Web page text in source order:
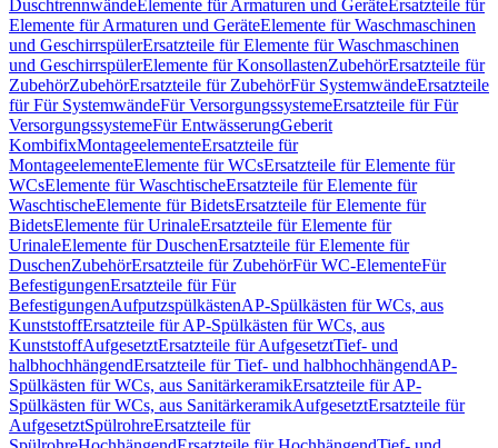
DuschtrennwändeElemente für Armaturen und GeräteErsatzteile für
Elemente für Armaturen und GeräteElemente für Waschmaschinen
und GeschirrspülerErsatzteile für Elemente für Waschmaschinen
und GeschirrspülerElemente für KonsollastenZubehörErsatzteile für
ZubehörZubehörErsatzteile für ZubehörFür SystemwändeErsatzteile
für Für SystemwändeFür VersorgungssystemeErsatzteile für Für
VersorgungssystemeFür EntwässerungGeberit
KombifixMontageelementeErsatzteile für
MontageelementeElemente für WCsErsatzteile für Elemente für
WCsElemente für WaschtischeErsatzteile für Elemente für
WaschtischeElemente für BidetsErsatzteile für Elemente für
BidetsElemente für UrinaleErsatzteile für Elemente für
UrinaleElemente für DuschenErsatzteile für Elemente für
DuschenZubehörErsatzteile für ZubehörFür WC-ElementeFür
BefestigungenErsatzteile für Für
BefestigungenAufputzspülkästenAP-Spülkästen für WCs, aus
KunststoffErsatzteile für AP-Spülkästen für WCs, aus
KunststoffAufgesetztErsatzteile für AufgesetztTief- und
halbhochhängendErsatzteile für Tief- und halbhochhängendAP-
Spülkästen für WCs, aus SanitärkeramikErsatzteile für AP-
Spülkästen für WCs, aus SanitärkeramikAufgesetztErsatzteile für
AufgesetztSpülrohreErsatzteile für